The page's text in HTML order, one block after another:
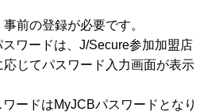
前の登録が必要です。
ワードは、J/Secure参加加盟店
じてパスワード入力画面が表示
ードはMyJCBパスワードとなり